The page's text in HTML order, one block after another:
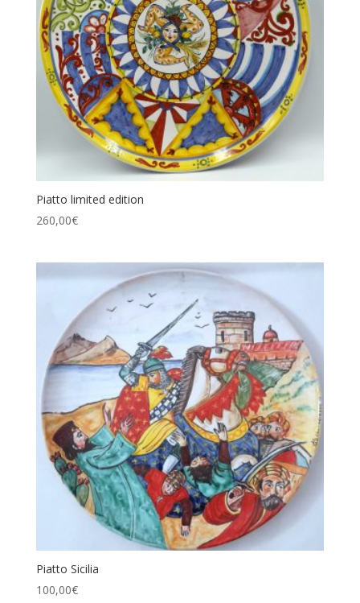
Piatto limited edition
260,00€
Piatto Sicilia
100,00€